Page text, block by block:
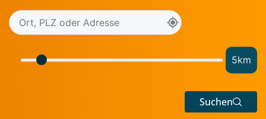
5km
Suchen